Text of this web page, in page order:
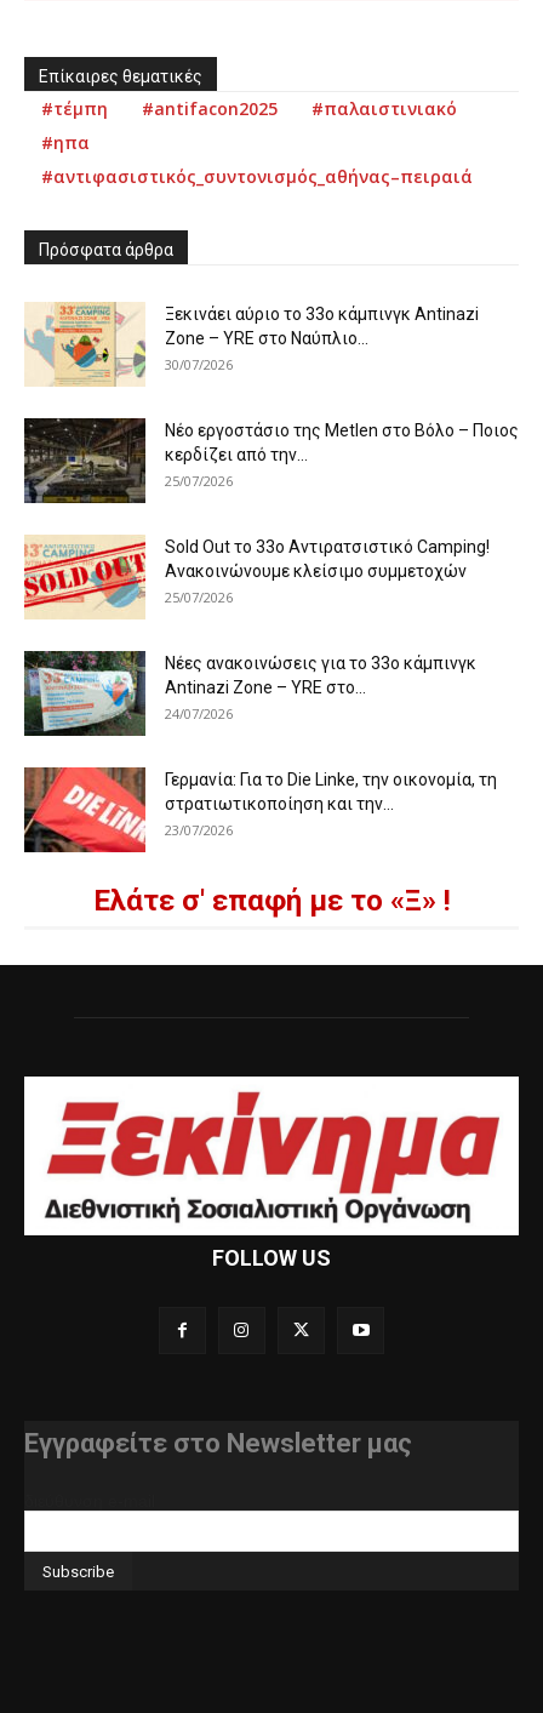
Επίκαιρες θεματικές
#τέμπη #antifacon2025
#παλαιστινιακό
#ηπα
#αντιφασιστικός_συντονισμός_αθήνας–πειραιά
Πρόσφατα άρθρα
Ξεκινάει αύριο το 33ο κάμπινγκ Antinazi
Zone – YRE στο Ναύπλιο...
30/07/2026
Νέο εργοστάσιο της Metlen στο Βόλο – Ποιος
κερδίζει από την...
25/07/2026
Sold Out το 33ο Αντιρατσιστικό Camping!
Ανακοινώνουμε κλείσιμο συμμετοχών
25/07/2026
Νέες ανακοινώσεις για το 33ο κάμπινγκ
Antinazi Zone – YRE στο...
24/07/2026
Γερμανία: Για το Die Linke, την οικονομία, τη
στρατιωτικοποίηση και την...
23/07/2026
Ελάτε σ' επαφή με το «Ξ» !
FOLLOW US
Εγγραφείτε στο Newsletter μας